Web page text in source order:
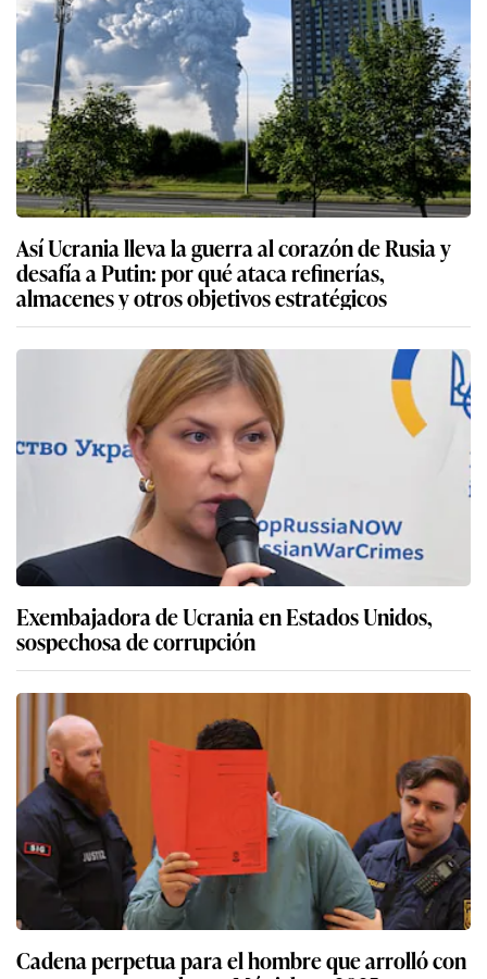
Así Ucrania lleva la guerra al corazón de Rusia y
desafía a Putin: por qué ataca refinerías,
almacenes y otros objetivos estratégicos
Exembajadora de Ucrania en Estados Unidos,
sospechosa de corrupción
Cadena perpetua para el hombre que arrolló con